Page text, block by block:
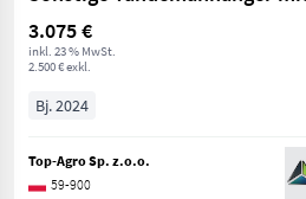
3.075 €
inkl. 23 % MwSt.
2.500 € exkl.
Bj. 2024
Top-Agro Sp. z.o.o.
59-900